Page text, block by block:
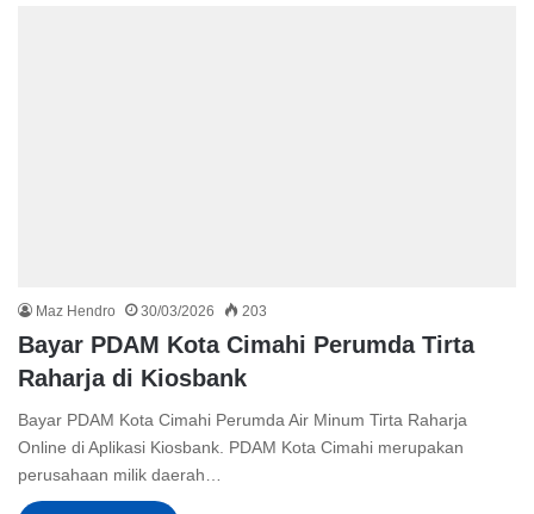
Maz Hendro 30/03/2026 203
Bayar PDAM Kota Cimahi Perumda Tirta
Raharja di Kiosbank
Bayar PDAM Kota Cimahi Perumda Air Minum Tirta Raharja
Online di Aplikasi Kiosbank. PDAM Kota Cimahi merupakan
perusahaan milik daerah…